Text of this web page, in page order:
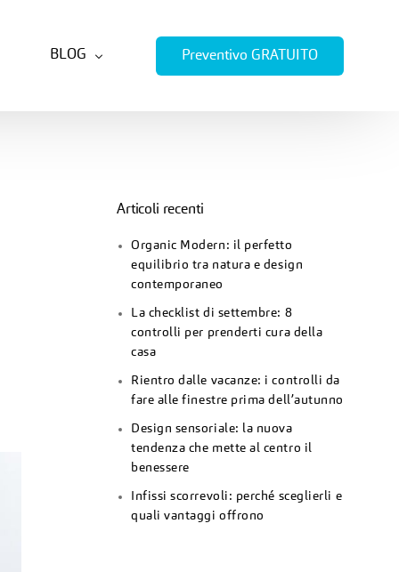
BLOG Preventivo GRATUITO
Articoli recenti
Organic Modern: il perfetto
equilibrio tra natura e design
contemporaneo
La checklist di settembre: 8
controlli per prenderti cura della
casa
Rientro dalle vacanze: i controlli da
fare alle finestre prima dell’autunno
Design sensoriale: la nuova
tendenza che mette al centro il
benessere
Infissi scorrevoli: perché sceglierli e
quali vantaggi offrono